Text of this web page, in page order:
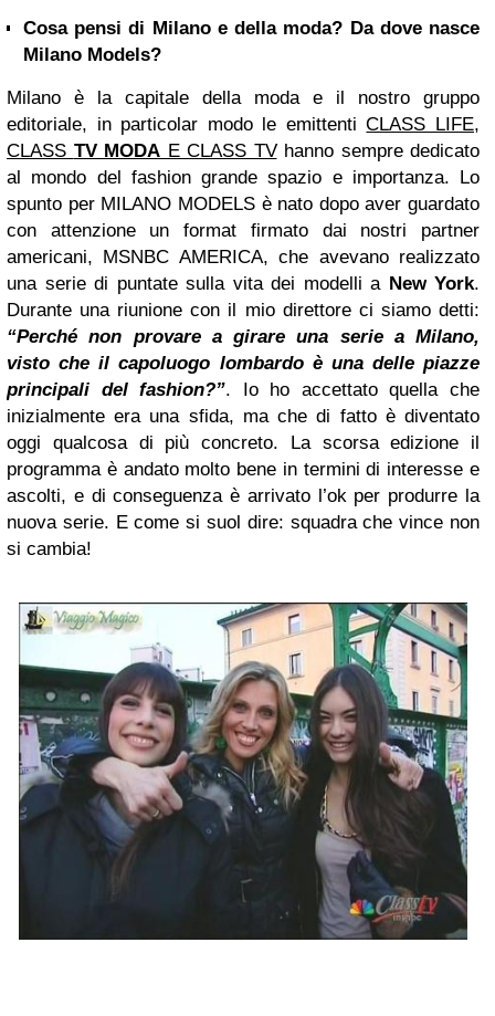
Cosa pensi di Milano e della moda? Da dove nasce
Milano Models?
Milano è la capitale della moda e il nostro gruppo
editoriale, in particolar modo le emittentiCLASS LIFE,
CLASS TV MODA E CLASS TVhanno sempre dedicato
al mondo del fashion grande spazio e importanza. Lo
spunto per MILANO MODELS è nato dopo aver guardato
con attenzione un format firmato dai nostri partner
americani, MSNBC AMERICA, che avevano realizzato
una serie di puntate sulla vita dei modelli a New York.
Durante una riunione con il mio direttore ci siamo detti:
“Perché non provare a girare una serie a Milano,
visto che il capoluogo lombardo è una delle piazze
principali del fashion?”. Io ho accettato quella che
inizialmente era una sfida, ma che di fatto è diventato
oggi qualcosa di più concreto. La scorsa edizione il
programma è andato molto bene in termini di interesse e
ascolti, e di conseguenza è arrivato l’ok per produrre la
nuova serie. E come si suol dire: squadra che vince non
si cambia!